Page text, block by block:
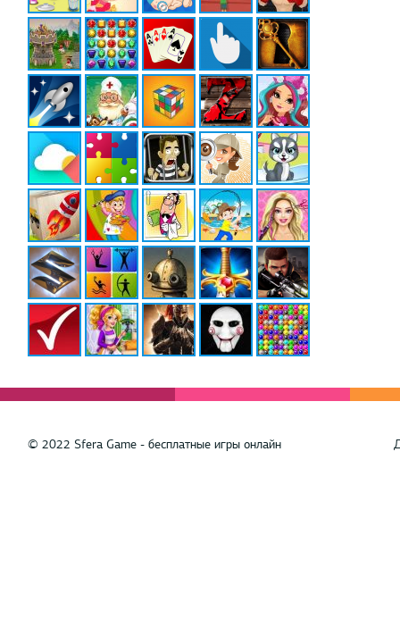
© 2022 Sfera Game - бесплатные игры онлайн